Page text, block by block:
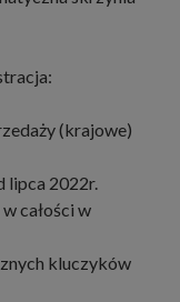
(krajowe)
lipca 2022r.
całości w
kluczyków